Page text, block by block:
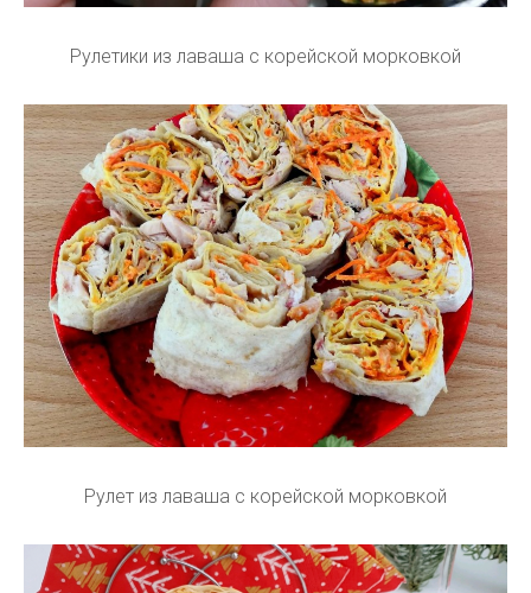
Рулетики из лаваша с корейской морковкой
Рулет из лаваша с корейской морковкой